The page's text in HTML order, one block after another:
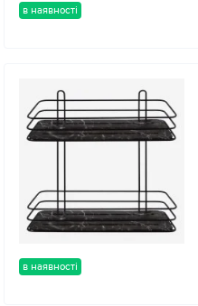
в наявності
в наявності